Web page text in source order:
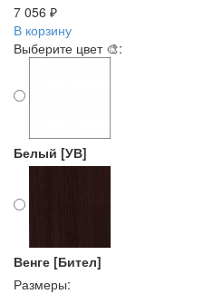
7 056 ₽
В корзину
Выберите цвет 🎨:
Белый [УВ]
Венге [Бител]
Размеры: